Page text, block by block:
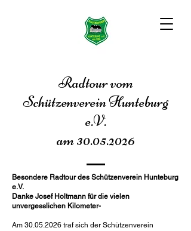
Radtour vom
Schützenverein Hunteburg
e.V.
am 30.05.2026
Besondere Radtour des Schützenverein Hunteburg
e.V.
Danke Josef Holtmann für die vielen
unvergesslichen Kilometer-
Am 30.05.2026 traf sich der Schützenverein